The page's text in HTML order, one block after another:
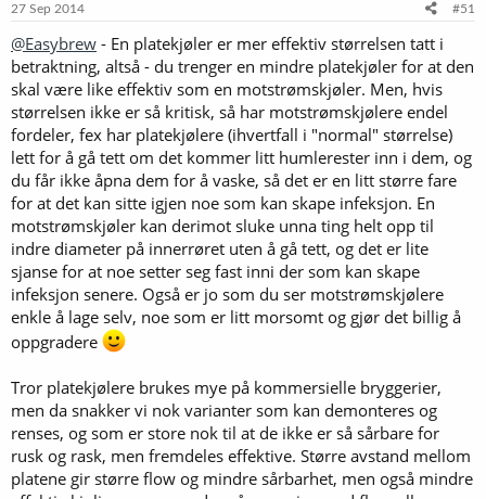
27 Sep 2014 #51
@Easybrew - En platekjøler er mer effektiv størrelsen tatt i
betraktning, altså - du trenger en mindre platekjøler for at den
skal være like effektiv som en motstrømskjøler. Men, hvis
størrelsen ikke er så kritisk, så har motstrømskjølere endel
fordeler, fex har platekjølere (ihvertfall i "normal" størrelse)
lett for å gå tett om det kommer litt humlerester inn i dem, og
du får ikke åpna dem for å vaske, så det er en litt større fare
for at det kan sitte igjen noe som kan skape infeksjon. En
motstrømskjøler kan derimot sluke unna ting helt opp til
indre diameter på innerrøret uten å gå tett, og det er lite
sjanse for at noe setter seg fast inni der som kan skape
infeksjon senere. Også er jo som du ser motstrømskjølere
enkle å lage selv, noe som er litt morsomt og gjør det billig å
oppgradere
Tror platekjølere brukes mye på kommersielle bryggerier,
men da snakker vi nok varianter som kan demonteres og
renses, og som er store nok til at de ikke er så sårbare for
rusk og rask, men fremdeles effektive. Større avstand mellom
platene gir større flow og mindre sårbarhet, men også mindre